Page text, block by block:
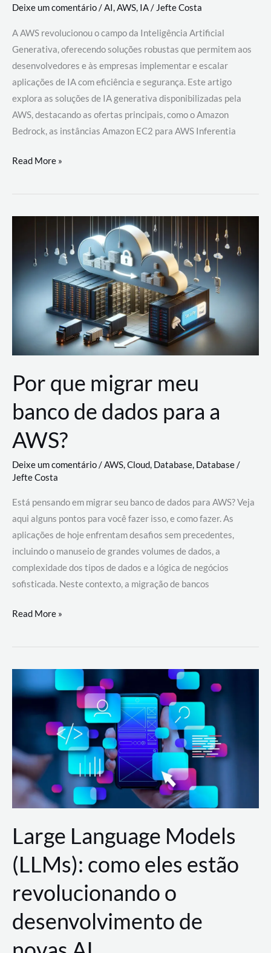
Deixe um comentário/AI,AWS, IA/Jefte Costa
A AWS revolucionou o campo da Inteligência Artificial
Generativa, oferecendo soluções robustas que permitem aos
desenvolvedores e às empresas implementar e escalar
aplicações de IA com eficiência e segurança. Este artigo
explora as soluções de IA generativa disponibilizadas pela
AWS, destacando as ofertas principais, como o Amazon
Bedrock, as instâncias Amazon EC2 para AWS Inferentia
Utilizando
Soluções
AWS
Read More »
Por que migrar meu
banco de dados para a
AWS?
Deixe um comentário/AWS,Cloud, Database, Database/
Jefte Costa
Está pensando em migrar seu banco de dados para AWS? Veja
aqui alguns pontos para você fazer isso, e como fazer. As
aplicações de hoje enfrentam desafios sem precedentes,
incluindo o manuseio de grandes volumes de dados, a
complexidade dos tipos de dados e a lógica de negócios
sofisticada. Neste contexto, a migração de bancos
Por
migrar
de
a
AWS?
Read More »
Large Language Models
(LLMs): como eles estão
revolucionando o
desenvolvimento de